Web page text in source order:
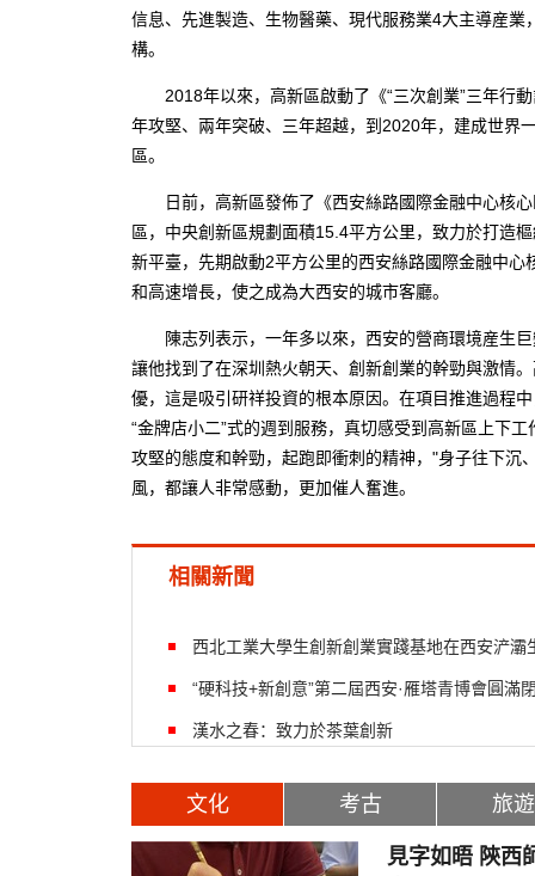
信息、先進製造、生物醫藥、現代服務業4大主導産
構。
2018年以來，高新區啟動了《“三次創業”三年行
年攻堅、兩年突破、三年超越，到2020年，建成世界
區。
日前，高新區發佈了《西安絲路國際金融中心核心
區，中央創新區規劃面積15.4平方公里，致力於打造
新平臺，先期啟動2平方公里的西安絲路國際金融中
和高速增長，使之成為大西安的城市客廳。
陳志列表示，一年多以來，西安的營商環境産生巨
讓他找到了在深圳熱火朝天、創新創業的幹勁與激情
優，這是吸引研祥投資的根本原因。在項目推進過程
“金牌店小二”式的週到服務，真切感受到高新區上下
攻堅的態度和幹勁，起跑即衝刺的精神，"身子往下沉
風，都讓人非常感動，更加催人奮進。
相關新聞
西北工業大學生創新創業實踐基地在西安浐灞
“硬科技+新創意”第二屆西安·雁塔青博會圓滿
漢水之春：致力於茶葉創新
文化 考古 旅遊
見字如晤 陝西